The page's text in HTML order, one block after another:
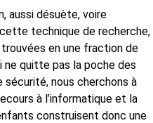
aussi désuète, voire
technique de recherche,
en une fraction de
ne quitte pas la poche des
sécurité, nous cherchons à
à l’informatique et la
construisent donc une